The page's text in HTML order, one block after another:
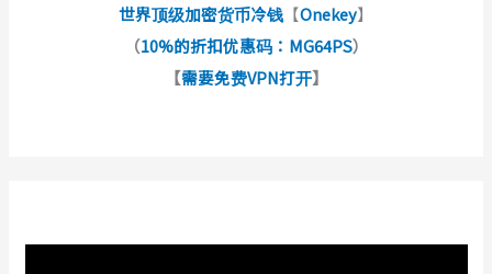
世界顶级加密货币冷钱 【Onekey】
（10%的折扣优惠码：MG64PS）
【需要免费VPN打开】